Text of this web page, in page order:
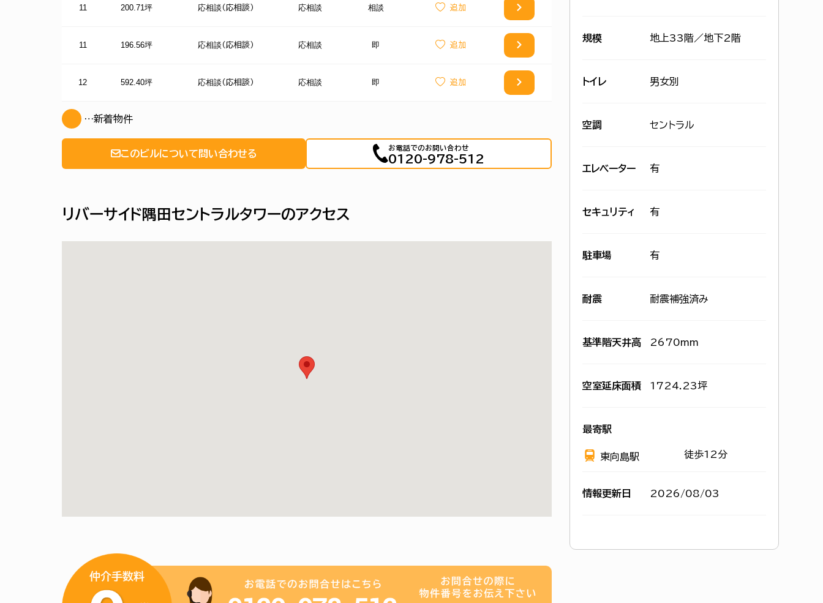
11 200.71坪 応相談 （応相談） 応相談 相談
11 196.56坪 応相談 （応相談） 応相談 即
12 592.40坪 応相談 （応相談） 応相談 即
…新着物件
このビルについて問い合わせる
お電話でのお問い合わせ
0120-978-512
リバーサイド隅田セントラルタワーのアクセス
規模 地上33階／地下2階
トイレ 男女別
空調 セントラル
エレベーター 有
セキュリティ 有
駐車場 有
耐震 耐震補強済み
基準階天井高 2670mm
空室延床面積 1724.23坪
最寄駅
東向島駅 徒歩12分
情報更新日 2026/08/03